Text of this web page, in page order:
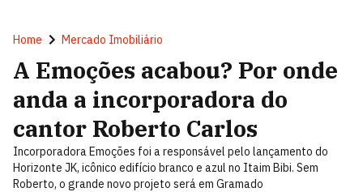
Home Mercado Imobiliário
A Emoções acabou? Por onde
anda a incorporadora do
cantor Roberto Carlos
Incorporadora Emoções foi a responsável pelo lançamento do
Horizonte JK, icônico edifício branco e azul no Itaim Bibi. Sem
Roberto, o grande novo projeto será em Gramado